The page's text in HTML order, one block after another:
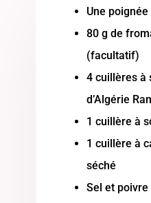
Une
80 g de
(facultatif)
4 cuillères à
d’Algérie
1 cuillère à
1 cuillère à
séché
Sel et